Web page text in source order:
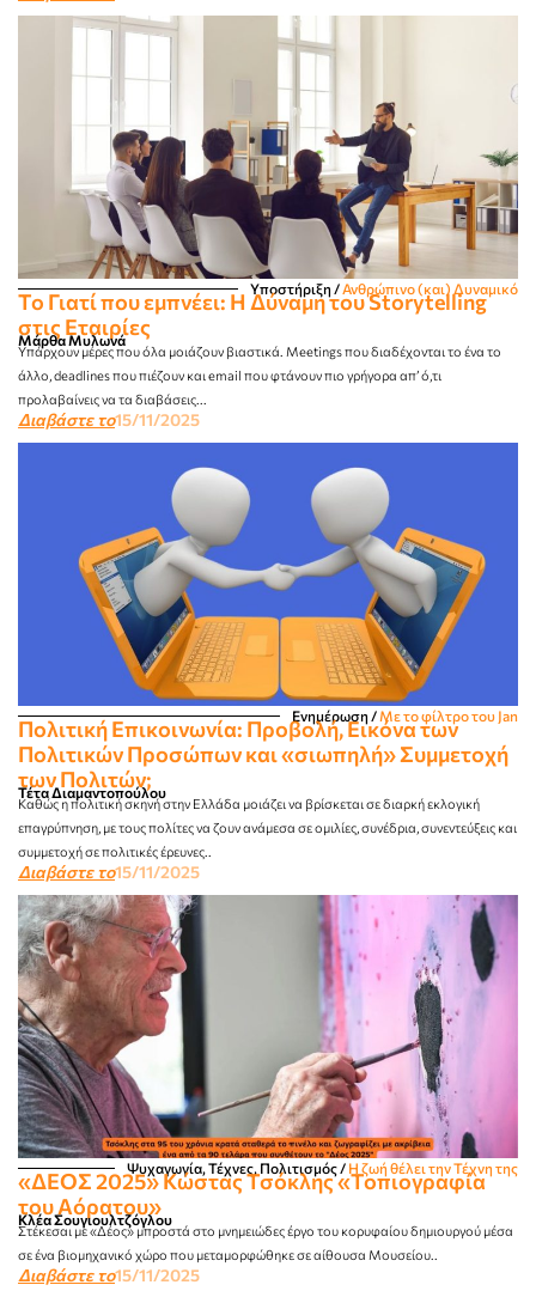
Υποστήριξη / Ανθρώπινο (και) Δυναμικό
Το Γιατί που εμπνέει: Η Δύναμη του Storytelling
στις Eταιρίες
Μάρθα Μυλωνά
Υπάρχουν μέρες που όλα μοιάζουν βιαστικά. Meetings που διαδέχονται το ένα το
άλλο, deadlines που πιέζουν και email που φτάνουν πιο γρήγορα απ’ ό,τι
προλαβαίνεις να τα διαβάσεις...
Διαβάστε το15/11/2025
Ενημέρωση / Με το φίλτρο του Jan
Πολιτική Επικοινωνία: Προβολή, Εικόνα των
Πολιτικών Προσώπων και «σιωπηλή» Συμμετοχή
των Πολιτών;
Τέτα Διαμαντοπούλου
Καθώς η πολιτική σκηνή στην Ελλάδα μοιάζει να βρίσκεται σε διαρκή εκλογική
επαγρύπνηση, με τους πολίτες να ζουν ανάμεσα σε ομιλίες, συνέδρια, συνεντεύξεις και
συμμετοχή σε πολιτικές έρευνες..
Διαβάστε το15/11/2025
Ψυχαγωγία, Τέχνες, Πολιτισμός / Η ζωή θέλει την Τέχνη της
«ΔΕΟΣ 2025» Kώστας Τσόκλης «Τοπιογραφία
του Αόρατου»
Κλέα Σουγιουλτζόγλου
Στέκεσαι με «Δέος» μπροστά στο μνημειώδες έργο του κορυφαίου δημιουργού μέσα
σε ένα βιομηχανικό χώρο που μεταμορφώθηκε σε αίθουσα Μουσείου..
Διαβάστε το15/11/2025